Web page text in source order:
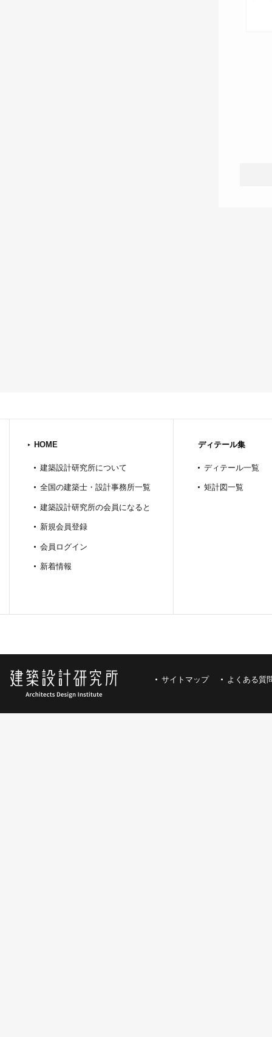
HOME
建築設計研究所について
全国の建築士・設計事務所一覧
建築設計研究所の会員になると
新規会員登録
会員ログイン
新着情報
ディテール集
ディテール一覧
矩計図一覧
サイトマップ よくある質